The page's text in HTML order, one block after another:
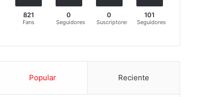
821
Fans
0
Seguidores
0
Suscriptores
101
Seguidores
Popular Reciente